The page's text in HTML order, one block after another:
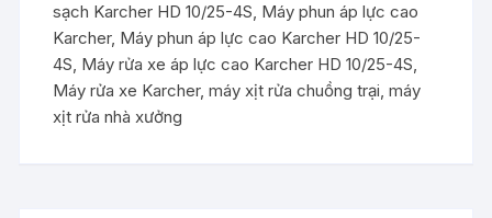
sạch Karcher HD 10/25-4S, Máy phun áp lực cao
Karcher, Máy phun áp lực cao Karcher HD 10/25-
4S, Máy rửa xe áp lực cao Karcher HD 10/25-4S,
Máy rửa xe Karcher,máy xịt rửa chuồng trại,máy
xịt rửa nhà xưởng